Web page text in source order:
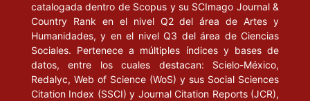
catalogada dentro de Scopus y su SCImago Journal &
Country Rank en el nivel Q2 del área de Artes y
Humanidades, y en el nivel Q3 del área de Ciencias
Sociales. Pertenece a múltiples índices y bases de
datos, entre los cuales destacan: Scielo-México,
Redalyc, Web of Science (WoS) y sus Social Sciences
Citation Index (SSCI) y Journal Citation Reports (JCR),